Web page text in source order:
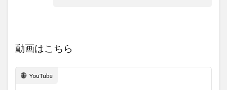
動画はこちら
YouTube